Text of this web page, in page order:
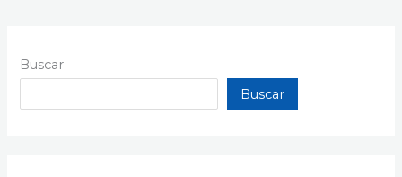
Buscar
Buscar